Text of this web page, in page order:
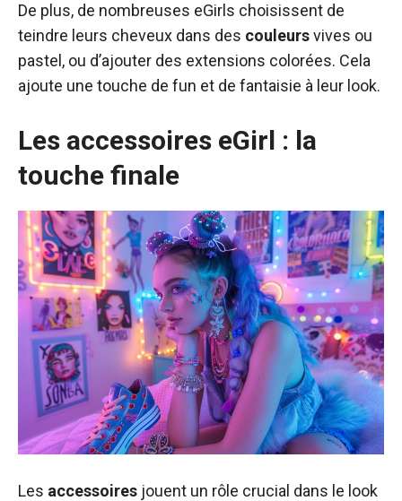
De plus, de nombreuses eGirls choisissent de
teindre leurs cheveux dans des couleursvives ou
pastel, ou d’ajouter des extensions colorées. Cela
ajoute une touche de fun et de fantaisie à leur look.
Les accessoires eGirl : la
touche finale
Les accessoires jouent un rôle crucial dans le look